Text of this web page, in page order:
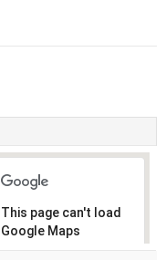
This page can't load
Google Maps
correctly.